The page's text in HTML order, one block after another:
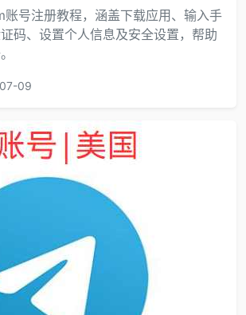
号注册教程，涵盖下载应用、输入手
码、设置个人信息及安全设置，帮助
09